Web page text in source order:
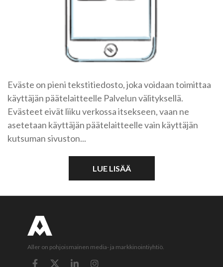
Eväste on pieni tekstitiedosto, joka voidaan toimittaa
käyttäjän päätelaitteelle Palvelun välityksellä.
Evästeet eivät liiku verkossa itsekseen, vaan ne
asetetaan käyttäjän päätelaitteelle vain käyttäjän
kutsuman sivuston...
LUE LISÄÄ
Aller on pohjoismainen media- ja markkinointiyhtiö.